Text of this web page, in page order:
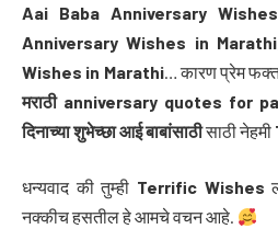
Aai Baba Anniversary
Anniversary Wishes in Marathi
Wishes in Marathi… कारण प्रेम
मराठी anniversary quotes for
दिनाच्या शुभेच्छा आई बाबांसाठीसाठी नेहमी
धन्यवाद की तुम्ही Terrific Wishes
नक्कीच हसतील हे आमचे वचन आहे.